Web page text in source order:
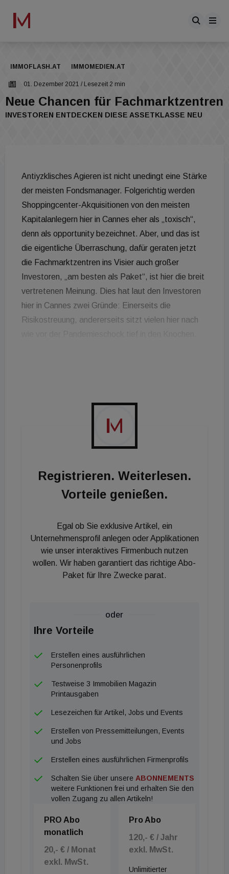
IMMOFLASH.AT IMMOMEDIEN.AT
01. Dezember 2021 / Lesezeit 2 min
Neue Chancen für Fachmarktzentren
INVESTOREN ENTDECKEN DIESE ASSETKLASSE NEU
Antiyzklisches Agieren ist nicht unedingt eine Stärke
der meisten Fondsmanager. Folgerichtig werden
Shoppingcenter-Akquisitionen von den meisten
Kapitalanlegern hier in Cannes eher als „toxisch“,
denn als opportunity bezeichnet. Aber, und das ist
die eigentliche Überraschung, dafür geraten jetzt
die Fachmarktzentren ins Visier auch großer
Investoren, „am besten als Paket“, ist hier die breit
vertretenen Meinung. Dies hat laut den Investoren
hier in Cannes zwei Gründe: Einerseits die
Risikostreuung, andererseits sitzt vielen hier nach
Chancen gegeben, dass sie eher offen gehalten
werden dürfen und vor allem auch, dass sich hier die
Kunden sicherer fühlen. Folgerichtig geht das
internationale Kapital tendenziell davon aus, dass
bestenfalls auf dem aktuellen Niveau verharren, die
Fachmarktzentren hingegen innerhalb der
Renditen aufweisen werden. Uwe Krause, Head of
Real Estate Fund Management bei MEAG: bringt
es auf den Punkt: „Fachmarktimmobilien haben sich
als institutionelle Assetklasse etabliert und erfreuen
sich großer Beliebtheit bei Investoren.
Zeiten von Kontakt- und Ausgangsbeschränkungen,
sichere dem Einzelhandel den Umsatz, den
Angestellten das Gehalt, den Zulieferern die
Abnahme der Ware und dem Vermieter
regelmäßige Einnahmen. Der potenzielle Mehrwert
für die institutionelle Kapitalanlage ergebe sich
den Standort. Fachmarktzentren generieren stabile
steigen können. Einzelhändler sind bestrebt, sich
lukrative Standorte und entsprechende
Marktanteile auf lange Zeit zu sichern. Besonders
den Ausbau seiner Verkaufsflächen. Darüber hinaus
stellt der zunehmende Onlinehandel für die
Ertragssituation von Fachmarktimmobilien nur ein
geringfügiges Risiko dar. Die strukturellen
Registrieren. Weiterlesen.
Vorteile genießen.
Egal ob Sie exklusive Artikel, ein
Unternehmensprofil anlegen oder Applikationen
wie unser interaktives Firmenbuch nutzen
wollen. Wir haben garantiert das richtige Abo-
Paket für Ihre Zwecke parat.
oder
Ihre Vorteile
Erstellen eines ausführlichen
Personenprofils
Testweise 3 Immobilien Magazin
Printausgaben
Lesezeichen für Artikel, Jobs und Events
Erstellen von Pressemitteilungen, Events
und Jobs
Erstellen eines ausführlichen Firmenprofils
Schalten Sie über unsere ABONNEMENTS
weitere Funktionen frei und erhalten Sie den
vollen Zugang zu allen Artikeln!
PRO Abo
monatlich
20,- € / Monat
exkl. MwSt.
Pro Abo
120,- € / Jahr
exkl. MwSt.
Unlimitierter